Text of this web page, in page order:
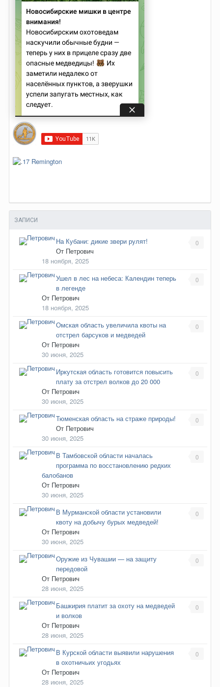
ЗАПИСИ
0
На Кубани: дикие звери рулят!
От Петрович
18 ноября, 2025
0
Ушел в лес на небеса: Календин теперь
в легенде
От Петрович
18 ноября, 2025
0
Омская область увеличила квоты на
отстрел барсуков и медведей
От Петрович
30 июня, 2025
0
Иркутская область готовится повысить
плату за отстрел волков до 20 000
От Петрович
30 июня, 2025
0
Тюменская область на страже природы!
От Петрович
30 июня, 2025
0
В Тамбовской области началась
программа по восстановлению редких
балобанов
От Петрович
30 июня, 2025
0
В Мурманской области установили
квоту на добычу бурых медведей!
От Петрович
30 июня, 2025
0
Оружие из Чувашии — на защиту
передовой
От Петрович
28 июня, 2025
0
Башкирия платит за охоту на медведей
и волков
От Петрович
28 июня, 2025
0
В Курской области выявили нарушения
в охотничьих угодьях
От Петрович
28 июня, 2025